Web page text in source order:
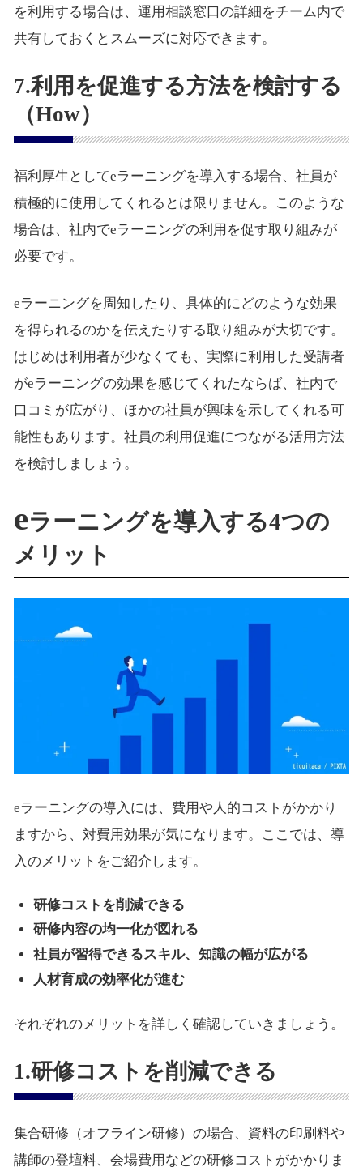
を利用する場合は、運用相談窓口の詳細をチーム内で
共有しておくとスムーズに対応できます。
7.利用を促進する方法を検討する
（How）
福利厚生としてeラーニングを導入する場合、社員が
積極的に使用してくれるとは限りません。このような
場合は、社内でeラーニングの利用を促す取り組みが
必要です。
eラーニングを周知したり、具体的にどのような効果
を得られるのかを伝えたりする取り組みが大切です。
はじめは利用者が少なくても、実際に利用した受講者
がeラーニングの効果を感じてくれたならば、社内で
口コミが広がり、ほかの社員が興味を示してくれる可
能性もあります。社員の利用促進につながる活用方法
を検討しましょう。
eラーニングを導入する4つの
メリット
eラーニングの導入には、費用や人的コストがかかり
ますから、対費用効果が気になります。ここでは、導
入のメリットをご紹介します。
研修コストを削減できる
研修内容の均一化が図れる
社員が習得できるスキル、知識の幅が広がる
人材育成の効率化が進む
それぞれのメリットを詳しく確認していきましょう。
1.研修コストを削減できる
集合研修（オフライン研修）の場合、資料の印刷料や
講師の登壇料、会場費用などの研修コストがかかりま